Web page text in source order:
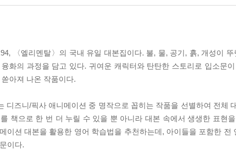
〈엘리멘탈〉의 국내 유일 대본집이다. 불, 물, 공기, 흙, 개성이
화의 과정을 담고 있다. 귀여운 캐릭터와 탄탄한 스토리로 입소문
아져 나온 작품이다.
디즈니/픽사 애니메이션 중 명작으로 꼽히는 작품을 선별하여 전체
책으로 한 번 더 누릴 수 있을 뿐 아니라 대본 속에서 생생한 표현
이션 대본을 활용한 영어 학습법을 추천하는데, 아이들을 포함한 전
이다.